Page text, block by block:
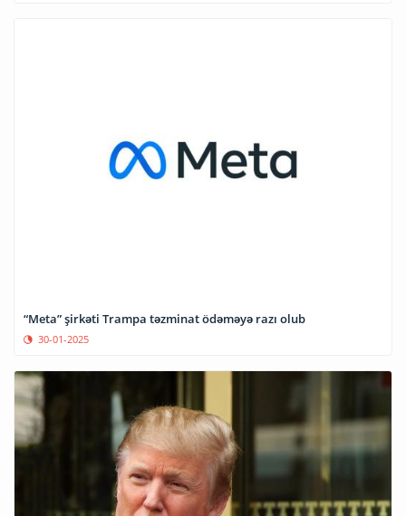
“Meta” şirkəti Trampa təzminat ödəməyə razı olub
30-01-2025